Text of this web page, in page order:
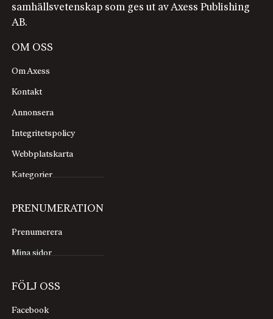
samhällsvetenskap som ges ut av Axess Publishing
AB.
OM OSS
Om Axess
Kontakt
Annonsera
Integritetspolicy
Webbplatskarta
Kategorier
PRENUMERATION
Prenumerera
Mina sidor
FÖLJ OSS
Facebook